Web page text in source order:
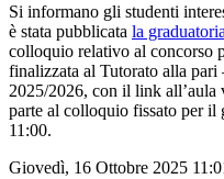
Si informano gli studenti
è stata pubblicata la graduatoria
colloquio relativo al concorso
finalizzata al Tutorato alla pari
2025/2026, con il link all’aula
parte al colloquio fissato per il
11:00.
Giovedì, 16 Ottobre 2025